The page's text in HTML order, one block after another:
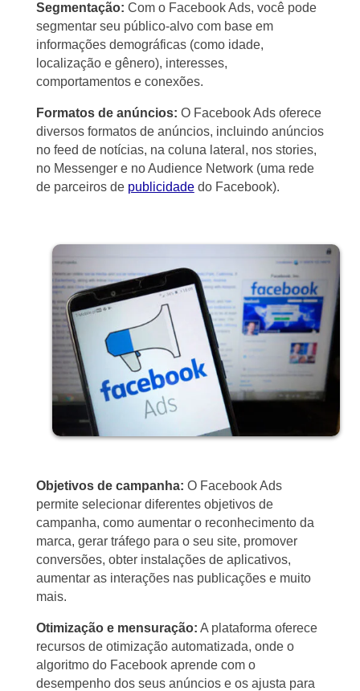
Segmentação: Com o Facebook Ads, você pode
segmentar seu público-alvo com base em
informações demográficas (como idade,
localização e gênero), interesses,
comportamentos e conexões.
Formatos de anúncios: O Facebook Ads oferece
diversos formatos de anúncios, incluindo anúncios
no feed de notícias, na coluna lateral, nos stories,
no Messenger e no Audience Network (uma rede
de parceiros de publicidadedo Facebook).
Objetivos de campanha: O Facebook Ads
permite selecionar diferentes objetivos de
campanha, como aumentar o reconhecimento da
marca, gerar tráfego para o seu site, promover
conversões, obter instalações de aplicativos,
aumentar as interações nas publicações e muito
mais.
Otimização e mensuração: A plataforma oferece
recursos de otimização automatizada, onde o
algoritmo do Facebook aprende com o
desempenho dos seus anúncios e os ajusta para